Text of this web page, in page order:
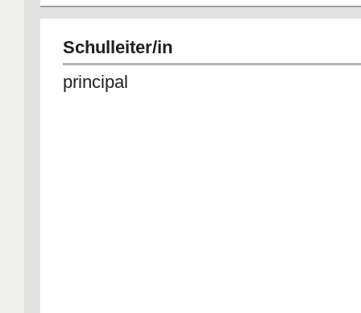
Schulleiter/in
principal